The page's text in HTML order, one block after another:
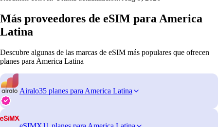
Más proveedores de eSIM para America
Latina
Descubre algunas de las marcas de eSIM más populares que ofrecen
planes para America Latina
Airalo35 planes para America Latina